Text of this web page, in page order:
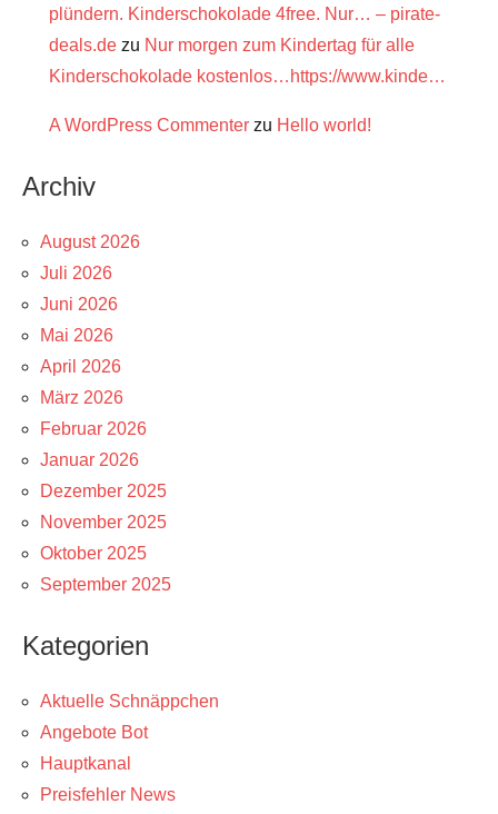
plündern. Kinderschokolade 4free. Nur… – pirate-
deals.de zu Nur morgen zum Kindertag für alle
Kinderschokolade kostenlos…https://www.kinde…
A WordPress Commenter zu Hello world!
Archiv
August 2026
Juli 2026
Juni 2026
Mai 2026
April 2026
März 2026
Februar 2026
Januar 2026
Dezember 2025
November 2025
Oktober 2025
September 2025
Kategorien
Aktuelle Schnäppchen
Angebote Bot
Hauptkanal
Preisfehler News